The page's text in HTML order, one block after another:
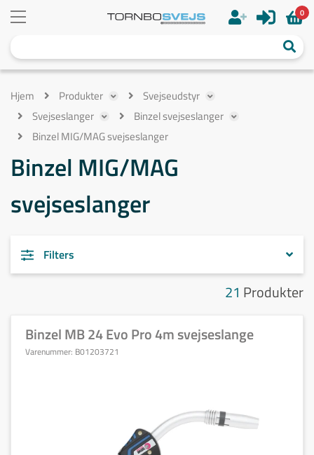
0
Hjem Produkter
Svejseudstyr
Svejseslanger
Binzel svejseslanger
Binzel MIG/MAG svejseslanger
Binzel MIG/MAG
svejseslanger
Filters
21 Produkter
Binzel MB 24 Evo Pro 4m svejseslange
Varenummer: B01203721